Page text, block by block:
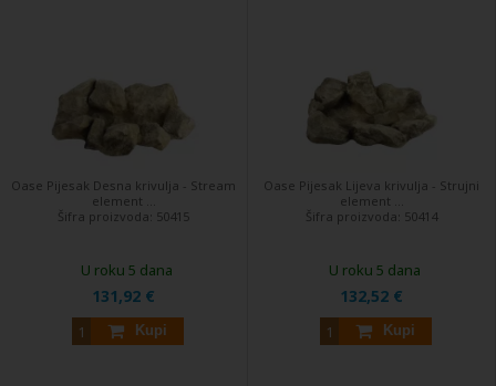
Oase Pijesak Desna krivulja - Stream
element ...
Šifra proizvoda: 50415
131,92 €
Kupi
U roku 5 dana
Oase Pijesak Lijeva krivulja - Strujni
element ...
Šifra proizvoda: 50414
132,52 €
Kupi
U roku 5 dana